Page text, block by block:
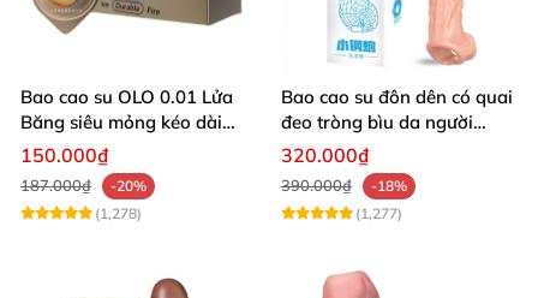
Bao cao su OLO 0.01 Lửa
Băng siêu mỏng kéo dài
cảm xúc nóng lạnh hộp 10
150.000₫
187.000₫
-20%
(1,278)
Bao cao su đôn dên có quai
đeo tròng bìu da người
giống thật
320.000₫
390.000₫
-18%
(1,277)